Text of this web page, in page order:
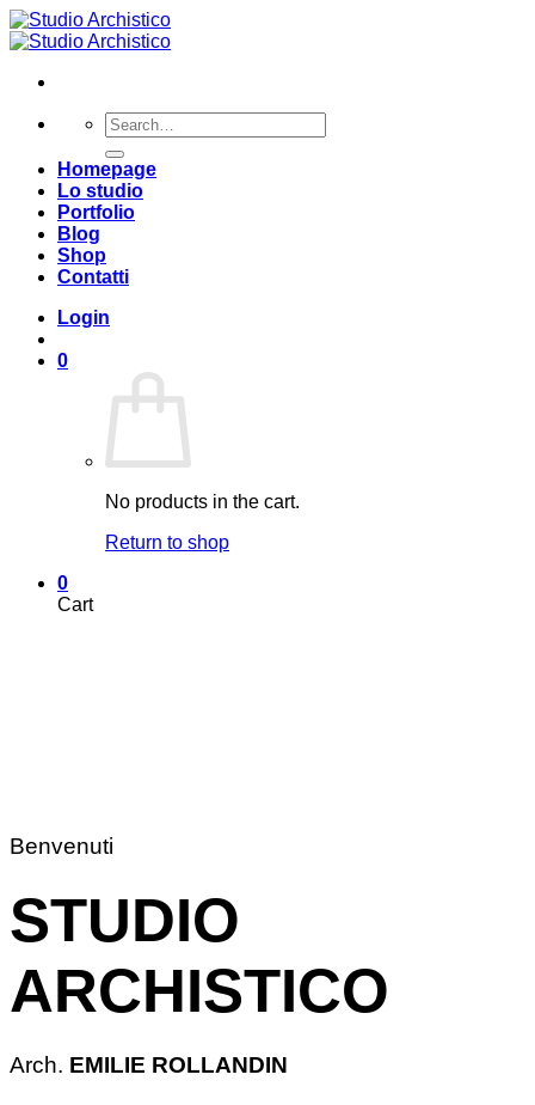
Salta
ai
Search
for:
Homepage
Lo studio
Portfolio
Blog
Shop
Contatti
Login
0
No products in the cart.
Return to shop
0
Cart
Benvenuti
STUDIO
ARCHISTICO
Arch. EMILIE ROLLANDIN